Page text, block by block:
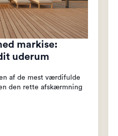
markise:
uderum
af de mest værdifulde
den rette afskærmning